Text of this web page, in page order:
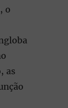
o
as